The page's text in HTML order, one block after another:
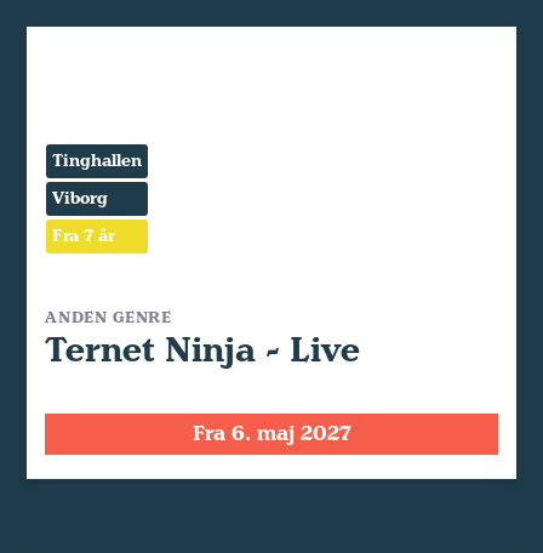
Tinghallen
Viborg
Fra 7 år
ANDEN GENRE
Ternet Ninja - Live
Fra 6. maj 2027